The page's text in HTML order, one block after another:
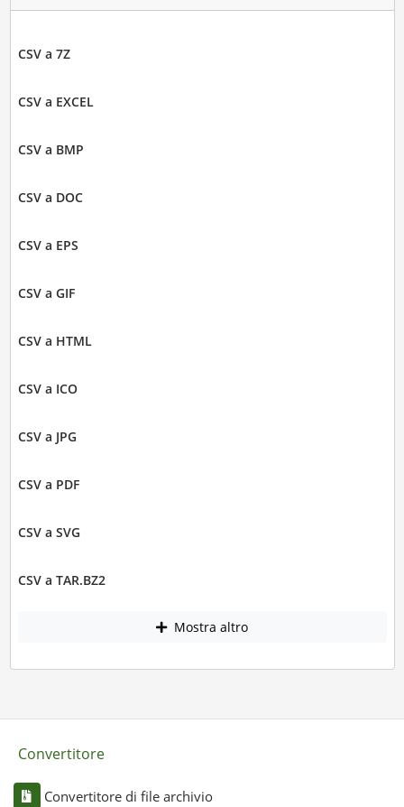
CSV a 7Z
CSV a EXCEL
CSV a BMP
CSV a DOC
CSV a EPS
CSV a GIF
CSV a HTML
CSV a ICO
CSV a JPG
CSV a PDF
CSV a SVG
CSV a TAR.BZ2
Mostra altro
Convertitore
Convertitore di file archivio